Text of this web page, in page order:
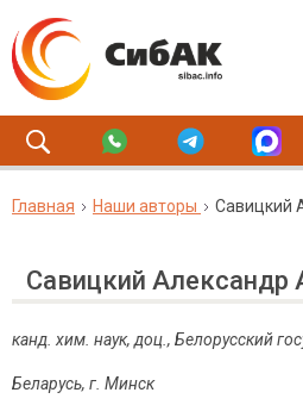
Главная Наши авторы Савицкий
Савицкий Александр
канд. хим. наук, доц., Белорусский
Беларусь, г. Минск